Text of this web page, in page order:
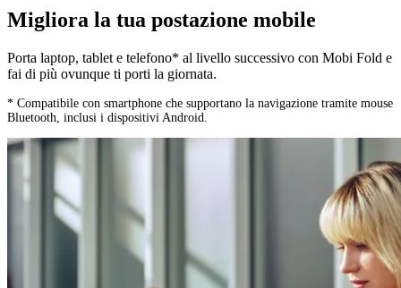
Migliora la tua postazione mobile
Porta laptop, tablet e telefono* al livello successivo con Mobi Fold e
fai di più ovunque ti porti la giornata.
* Compatibile con smartphone che supportano la navigazione tramite mouse
Bluetooth, inclusi i dispositivi Android.